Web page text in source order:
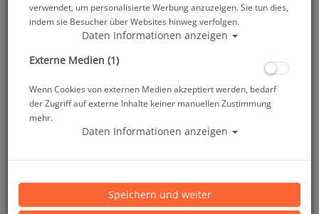
Apeks - Exotec Twin
Cylinder Kit
89,95 €
Aqua Lung GRIP LOCK
Flaschengurt für
Standard Jackets
79,95 €
verwendet, um personalisierte Werbung anzuzeigen. Sie tun dies,
indem sie Besucher über Websites hinweg verfolgen.
Daten Informationen anzeigen
Externe Medien (1)
Wenn Cookies von externen Medien akzeptiert werden, bedarf
der Zugriff auf externe Inhalte keiner manuellen Zustimmung
mehr.
Daten Informationen anzeigen
Speichern und weiter